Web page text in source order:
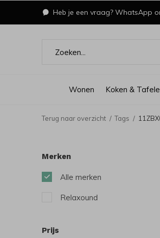
Wonen Koken &
Heb je een vraag? WhatsApp
Terug naar overzicht Tags
Merken
Alle merken
Relaxound
Prijs